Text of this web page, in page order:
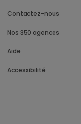
Contactez-nous
Nos 350 agences
Aide
Accessibilité